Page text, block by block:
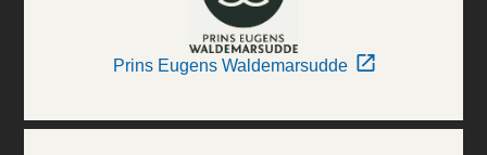
Prins Eugens Waldemarsudde